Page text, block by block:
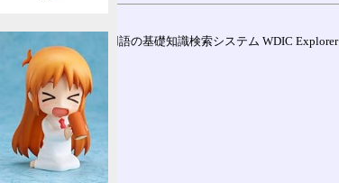
通信用語の基礎知識検索システム WDIC